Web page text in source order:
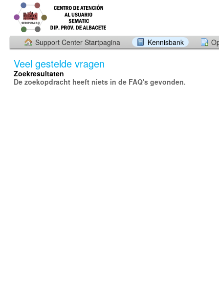
Support Center Startpagina Kennisbank
Veel gestelde vragen
Zoekresultaten
De zoekopdracht heeft niets in de FAQ's gevonden.